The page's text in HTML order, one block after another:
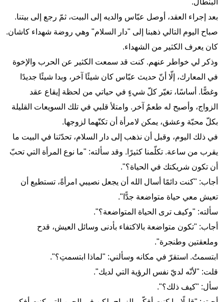
بعد إجراء العقد، أوصل عبّاس والديه إلى البيت، ثمّ رجع إلى بيتنا.
صباح اليوم التالي ذهبنا إلى "دار السلام" وهي روضة شهداء كاشان.
كان يعرف الكثير من الشهداء.
وذكر لي خواطر عنهم. كنت قد سمعت الكثير عن الحرب والإخوة
في المعارك، إلّا أنّ حديث عبّاس كان شيئًا آخر، وبدا شيئًا جديدًا
وغضًّا. أساسًا، تغيّر كلّ شيءٍ في حياتي من لحظة إيقاع عقد
الزواج، وأصبح له طعمٌ آخر. وامتلأ قلبي في تلك السويعات القليلة
بكلّ محبّة وعشق، يمكن لامرأة أن تكنّهما لزوجها.
في ذلك اليوم، وقبل أن نذهب إلى دار السلام، تحدّثنا في البيت ما
يقرب من ساعة. تكلّمنا كثيرًا. وقد سألته: "ما نوع المرأة التي تحبّ
أن تكون شريكتك في الحياة؟".
أجاب: "كنت دائمًا أسال الله أن يجعل نصيبي امرأةً، تستطيع أن
تعيش معي حياة متواضعة جدًّا".
سألته: "وكيف ترى الحياة المتواضعة؟".
أجاب: "تكون متواضعة بالاكتفاء بأدنى وسائل العيش، قدح
وملعقتين وطنجرة".
ابتسمتُ. استقرّ في مكانه وسألني: "لماذا ابتسمتِ؟".
قلت: "لأنّه لديّ نفس الرؤية التي لديك".
سأل: "كيف ذلك؟".